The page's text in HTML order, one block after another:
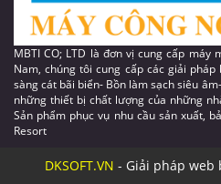
MBTI CO; LTD là đơn vị cung cấp máy
Nam, chúng tôi cung cấp các giải
sàng cát bãi biển- Bồn làm sạch siêu
những thiết bị chất lượng của những
Sản phẩm phục vụ nhu cầu sản xuất,
Resort
DKSOFT.VN - Giải pháp web